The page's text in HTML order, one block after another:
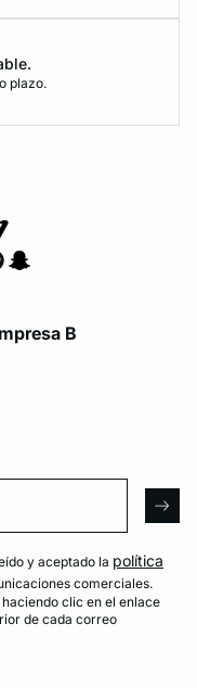
plazo.
B
y aceptado la política
comerciales.
clic en el enlace
de cada correo